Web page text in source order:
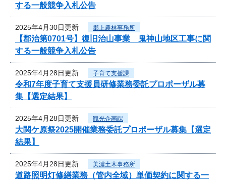
する一般競争入札公告
2025年4月30日更新 郡上農林事務所
【郡治第0701号】復旧治山事業 鬼神山地区工事に関
する一般競争入札公告
2025年4月28日更新 子育て支援課
令和7年度子育て支援員研修業務委託プロポーザル募
集【選定結果】
2025年4月28日更新 観光企画課
大関ケ原祭2025開催業務委託プロポーザル募集【選定
結果】
2025年4月28日更新 美濃土木事務所
道路照明灯修繕業務（管内全域）単価契約に関する一